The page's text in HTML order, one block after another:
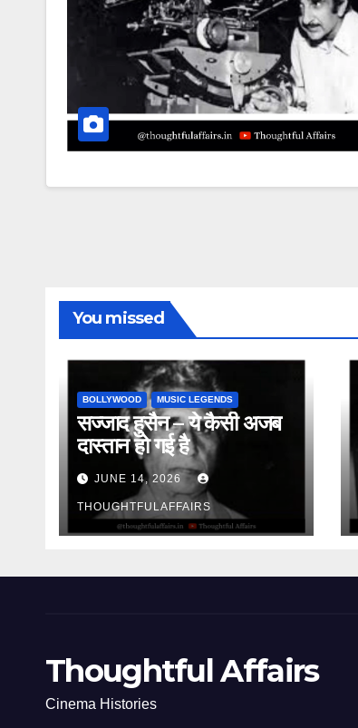
You missed
BOLLYWOOD MUSIC LEGENDS
सज्जाद हुसैन – ये कैसी अजब
दास्तान हो गई है
JUNE 14, 2026
THOUGHTFULAFFAIRS
Thoughtful Affairs
Cinema Histories